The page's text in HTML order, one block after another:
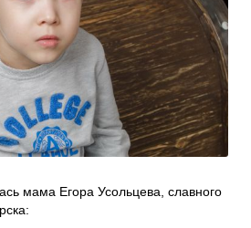
мама Егора Усольцева, славного